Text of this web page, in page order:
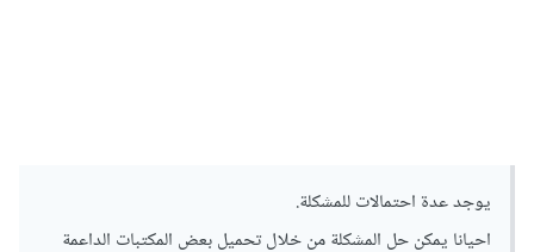
يوجد عدة احتمالات للمشكلة.
احيانا يمكن حل المشكلة من خلال تحميل بعض المكتبات الداعمة